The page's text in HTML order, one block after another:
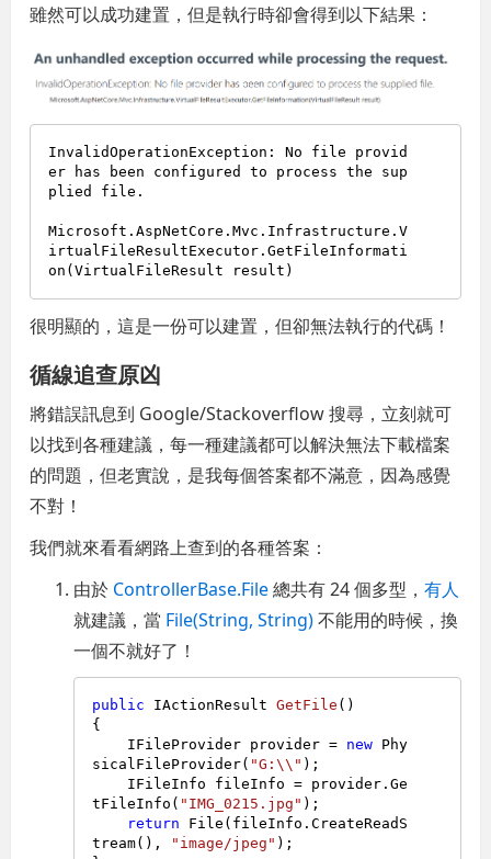
雖然可以成功建置，但是執行時卻會得到以下結果：
InvalidOperationException: No file provid
er has been configured to process the sup
plied file.
Microsoft.AspNetCore.Mvc.Infrastructure.V
irtualFileResultExecutor.GetFileInformati
很明顯的，這是一份可以建置，但卻無法執行的代碼！
循線追查原凶
將錯誤訊息到 Google/Stackoverflow 搜尋，立刻就可
以找到各種建議，每一種建議都可以解決無法下載檔案
的問題，但老實說，是我每個答案都不滿意，因為感覺
不對！
我們就來看看網路上查到的各種答案：
由於 ControllerBase.File總共有 24 個多型，有人
就建議，當 File(String, String)不能用的時候，換
一個不就好了！
public IActionResult GetFile ()
{
    IFileProvider provider =
new Phy
sicalFileProvider( "G:\\" );
tFileInfo( "IMG_0215.jpg" );
return File(fileInfo.CreateReadS
tream(),
"image/jpeg" );